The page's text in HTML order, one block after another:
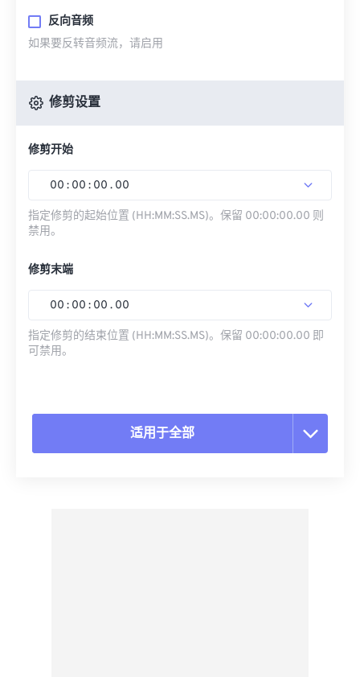
反向音频
如果要反转音频流，请启用
修剪设置
修剪开始
00 : 00 : 00 . 00
指定修剪的起始位置 (HH:MM:SS.MS)。保留 00:00:00.00 则
禁用。
修剪末端
00 : 00 : 00 . 00
指定修剪的结束位置 (HH:MM:SS.MS)。保留 00:00:00.00 即
可禁用。
适用于全部